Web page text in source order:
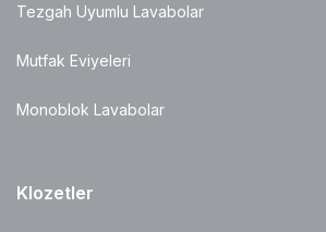
Tezgah Uyumlu Lavabolar
Mutfak Eviyeleri
Monoblok Lavabolar
Klozetler